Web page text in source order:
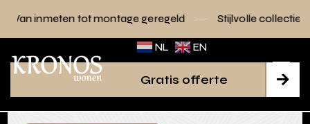
montage geregeld Stijlvolle collecties voor elk interieur
NL EN

Gratis offerte